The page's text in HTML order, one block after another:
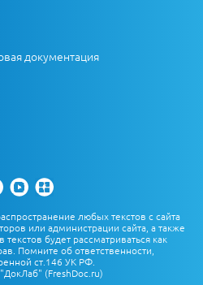
документация
любых текстов с сайта
или администрации сайта, а также
будет рассматриваться как
Помните об ответственности,
ст.146 УК РФ.
(FreshDoc.ru)